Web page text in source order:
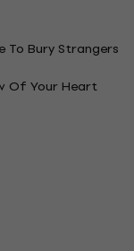
To Bury Strangers
Of Your Heart